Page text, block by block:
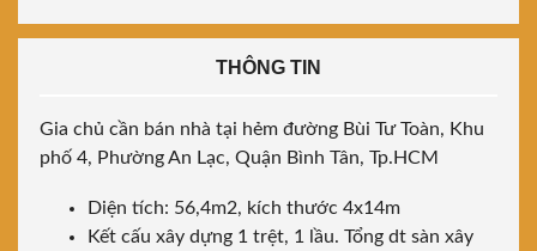
THÔNG TIN
Gia chủ cần bán nhà tại hẻm đường Bùi Tư Toàn, Khu
phố 4, Phường An Lạc, Quận Bình Tân, Tp.HCM
Diện tích: 56,4m2, kích thước 4x14m
Kết cấu xây dựng 1 trệt, 1 lầu. Tổng dt sàn xây